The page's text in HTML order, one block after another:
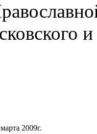
2009г.